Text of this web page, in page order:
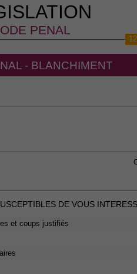
PENAL
- BLANCHIMENT
DE VOUS
et coups justifiés